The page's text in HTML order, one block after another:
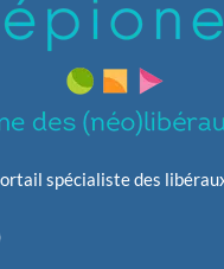
spécialiste des